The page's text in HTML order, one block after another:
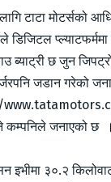
टाटा मोटर्सको
डिजिटल
ब्याट्री छ जुन
जडान गरेको
कम्पनिले जनाएको छ ।
इभीमा ३०.२